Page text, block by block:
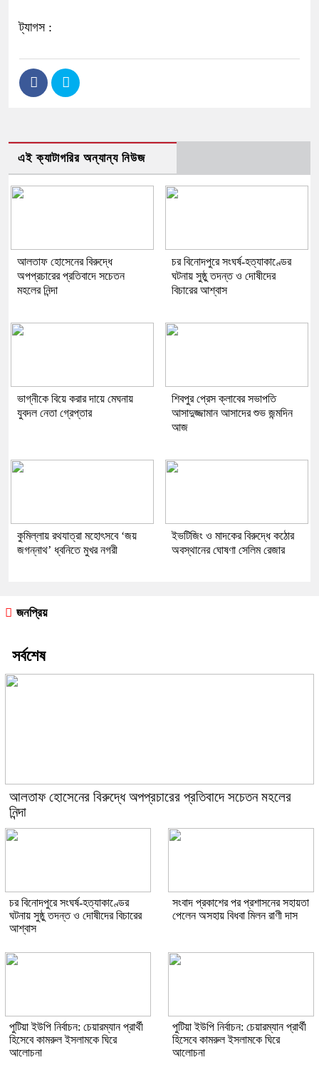
ট্যাগস :
এই ক্যাটাগরির অন্যান্য নিউজ
আলতাফ হোসেনের বিরুদ্ধে
অপপ্রচারের প্রতিবাদে সচেতন
মহলের নিন্দা
চর বিনোদপুরে সংঘর্ষ-হত্যাকাণ্ডের
ঘটনায় সুষ্ঠু তদন্ত ও দোষীদের
বিচারের আশ্বাস
ভাগ্নীকে বিয়ে করার দায়ে মেঘনায়
যুবদল নেতা গ্রেপ্তার
শিবপুর প্রেস ক্লাবের সভাপতি
আসাদুজ্জামান আসাদের শুভ জন্মদিন
আজ
কুমিল্লায় রথযাত্রা মহোৎসবে ‘জয়
জগন্নাথ’ ধ্বনিতে মুখর নগরী
ইভটিজিং ও মাদকের বিরুদ্ধে কঠোর
অবস্থানের ঘোষণা সেলিম রেজার
জনপ্রিয়
সর্বশেষ
আলতাফ হোসেনের বিরুদ্ধে অপপ্রচারের প্রতিবাদে সচেতন মহলের
নিন্দা
চর বিনোদপুরে সংঘর্ষ-হত্যাকাণ্ডের
ঘটনায় সুষ্ঠু তদন্ত ও দোষীদের বিচারের
আশ্বাস
সংবাদ প্রকাশের পর প্রশাসনের সহায়তা
পেলেন অসহায় বিধবা মিলন রাণী দাস
পুটিয়া ইউপি নির্বাচন: চেয়ারম্যান প্রার্থী
হিসেবে কামরুল ইসলামকে ঘিরে
আলোচনা
পুটিয়া ইউপি নির্বাচন: চেয়ারম্যান প্রার্থী
হিসেবে কামরুল ইসলামকে ঘিরে
আলোচনা